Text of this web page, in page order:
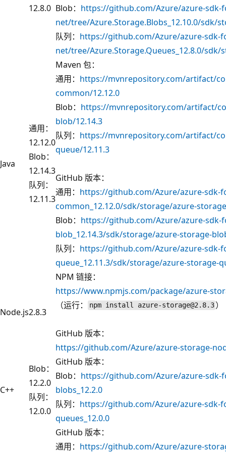
12.8.0 Blob： https://github.com/Azure/azure-sdk-
net/tree/Azure.Storage.Blobs_12.10.0/sdk/
队列： https://github.com/Azure/azure-sdk-
net/tree/Azure.Storage.Queues_12.8.0/
Java
通用：
12.12.0
Blob：
12.14.3
队列：
12.11.3
Maven 包：
通用： https://mvnrepository.com/artifact/
common/12.12.0
Blob： https://mvnrepository.com/artifact/
blob/12.14.3
队列： https://mvnrepository.com/artifact/
queue/12.11.3
GitHub 版本：
通用： https://github.com/Azure/azure-sdk-
common_12.12.0/sdk/storage/azure-
Blob： https://github.com/Azure/azure-sdk-
blob_12.14.3/sdk/storage/azure-storage-
队列： https://github.com/Azure/azure-sdk-
queue_12.11.3/sdk/storage/azure-storage-
Node.js2.8.3
NPM 链接：
https://www.npmjs.com/package/azure-
（运行：
npm install azure-storage@2.8.3 ）
GitHub 版本：
https://github.com/Azure/azure-storage-
C++
Blob：
12.2.0
队列：
12.0.0
GitHub 版本：
Blob： https://github.com/Azure/azure-
blobs_12.2.0
队列： https://github.com/Azure/azure-sdk-
queues_12.0.0
GitHub 版本：
通用： https://github.com/Azure/azure-